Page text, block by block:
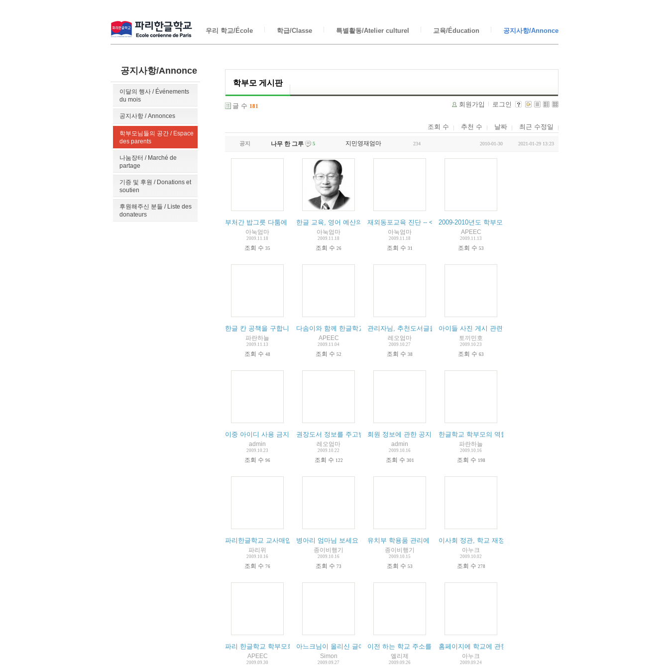
우리 학교/École 학급/Classe 특별활동/Atelier culturel 교육/Éducation 공지사항/Annonce
공지사항/Annonce
이달의 행사 / Événements
du mois
공지사항 / Annonces
학부모님들의 공간 / Espace
des parents
나눔장터 / Marché de
partage
기증 및 후원 / Donations et
soutien
후원해주신 분들 / Liste des
donateurs
학부모 게시판
글 수 181 회원가입 로그인
조회 수 추천 수 날짜 최근 수정일
공지 나무 한 그루 5 지민영재엄마 234 2010-01-30 2021-01-29 13:23
부처간 밥그릇 다툼에 날개 묶인 세종학당 --- 한겨레 신문
아눅엄마
2009.11.18
조회 수 35
한글 교육, 영어 예산의 10%만 투자해도 : 국립국어원 원장 기고
아눅엄마
2009.11.18
조회 수 26
재외동포교육 진단 -- <연합통신 기획기사>
아눅엄마
2009.11.18
조회 수 31
2009-2010년도 학부모회 임원회의
APEEC
2009.11.13
조회 수 53
한글 칸 공책을 구합니다 (2)
파란하늘
2009.11.13
조회 수 48
다솜이와 함께 한글학교에 갈 친구를 찾습니다. )
APEEC
2009.11.04
조회 수 52
관리자님, 추천도서글을 도서관으로 이동 부탁해요~
레오엄마
2009.10.27
조회 수 38
아이들 사진 게시 관련하여 학부모님들께 문의드립니다.
토끼민호
2009.10.23
조회 수 63
이중 아이디 사용 금지에 관한 공지입니다. (2)
admin
2009.10.23
조회 수 96
권장도서 정보를 주고받는 게시판 신설 건의해요 (13)
레오엄마
2009.10.22
조회 수 122
회원 정보에 관한 공지 10)
admin
2009.10.16
조회 수 301
한글학교 학부모의 역할에 대한 개인적인 생각
파란하늘
2009.10.16
조회 수 198
파리한글학교 교사매입 모금 바자회
파리위
2009.10.16
조회 수 76
병아리 엄마님 보세요 (게시물 정정 및 삭제의 권한에 관하여) ( 1)
종이비행기
2009.10.16
조회 수 73
유치부 학용품 관리에 관하여 (1
종이비행기
2009.10.15
조회 수 53
이사회 정관, 학교 재정 등에 대한 자료들을 읽고, 몇가지 질문을 드립니다
아누크
2009.10.02
조회 수 278
파리 한글학교 학부모회 총회 - 10월 7일 오후 4시 STANISLAS학교
APEEC
2009.09.30
아느크님이 올리신 글에 대한 일부 회신입니다
Simon
2009.09.27
이전 하는 학교 주소를 알고 싶습니다. (1)
엘리제
2009.09.26
홈페이지에 학교에 관한 여러가지 정보를 공개해 주시기 바랍니다.
아누크
2009.09.24